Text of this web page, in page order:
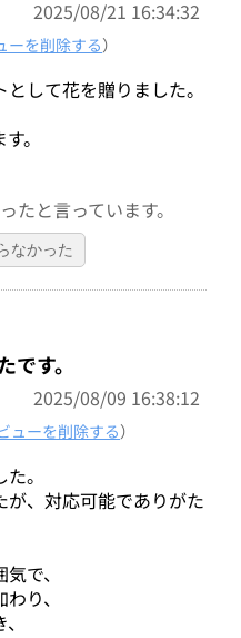
2025/08/21 16:34:32
ーを削除する）
して花を贈りました。
。
たと言っています。
なかった
す。
2025/08/09 16:38:12
ューを削除する）
。
、対応可能でありがた
で、
り、